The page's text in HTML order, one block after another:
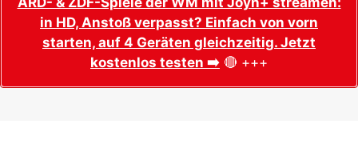
in HD, Anstoß verpasst? Einfach von vorn
starten, auf 4 Geräten gleichzeitig. Jetzt
kostenlos testen ➡️ 🔴 +++